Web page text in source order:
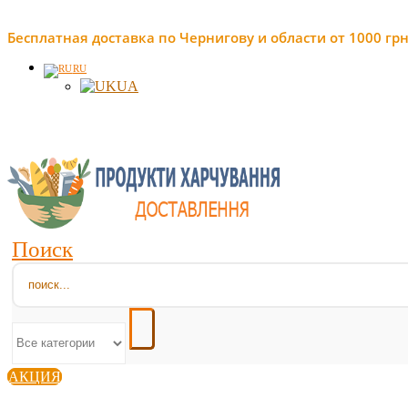
Бесплатная доставка по Чернигову и области от 1000
RU
UA
Поиск
АКЦИЯ